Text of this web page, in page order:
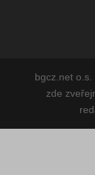
bgcz.net
názory,